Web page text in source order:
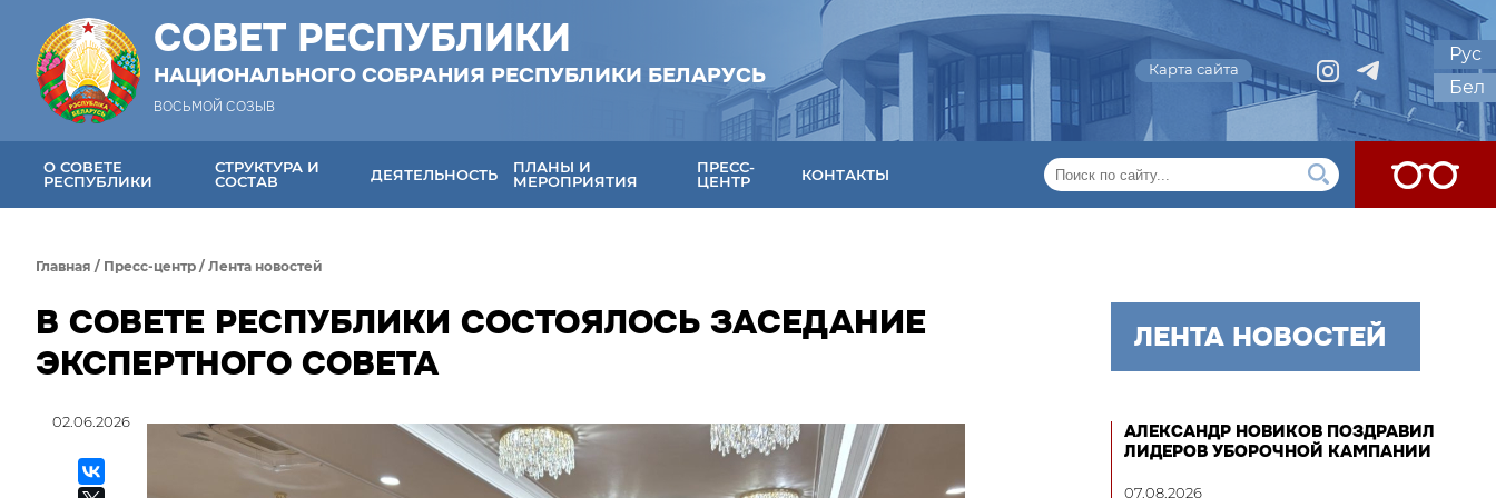
СОВЕТ РЕСПУБЛИКИ
НАЦИОНАЛЬНОГО СОБРАНИЯ РЕСПУБЛИКИ БЕЛАРУСЬ
ВОСЬМОЙ СОЗЫВ
Карта сайта
Рус
Бел
О СОВЕТЕ
РЕСПУБЛИКИ
СТРУКТУРА И
СОСТАВ
ДЕЯТЕЛЬНОСТЬ
ПЛАНЫ И
МЕРОПРИЯТИЯ
ПРЕСС-
ЦЕНТР
КОНТАКТЫ
Главная / Пресс-центр / Лента новостей
В СОВЕТЕ РЕСПУБЛИКИ СОСТОЯЛОСЬ ЗАСЕДАНИЕ
ЭКСПЕРТНОГО СОВЕТА
02.06.2026
ЛЕНТА НОВОСТЕЙ
АЛЕКСАНДР НОВИКОВ ПОЗДРАВИЛ
ЛИДЕРОВ УБОРОЧНОЙ КАМПАНИИ
07.08.2026